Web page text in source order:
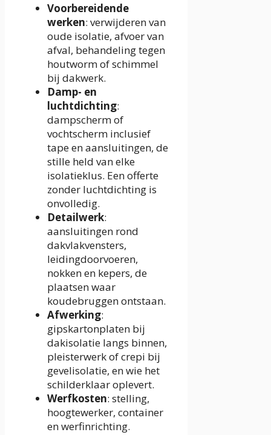
Voorbereidende
werken: verwijderen van
oude isolatie, afvoer van
afval, behandeling tegen
houtworm of schimmel
bij dakwerk.
Damp- en
luchtdichting:
dampscherm of
vochtscherm inclusief
tape en aansluitingen, de
stille held van elke
isolatieklus. Een offerte
zonder luchtdichting is
onvolledig.
Detailwerk:
aansluitingen rond
dakvlakvensters,
leidingdoorvoeren,
nokken en kepers, de
plaatsen waar
koudebruggen ontstaan.
Afwerking:
gipskartonplaten bij
dakisolatie langs binnen,
pleisterwerk of crepi bij
gevelisolatie, en wie het
schilderklaar oplevert.
Werfkosten: stelling,
hoogtewerker, container
en werfinrichting.